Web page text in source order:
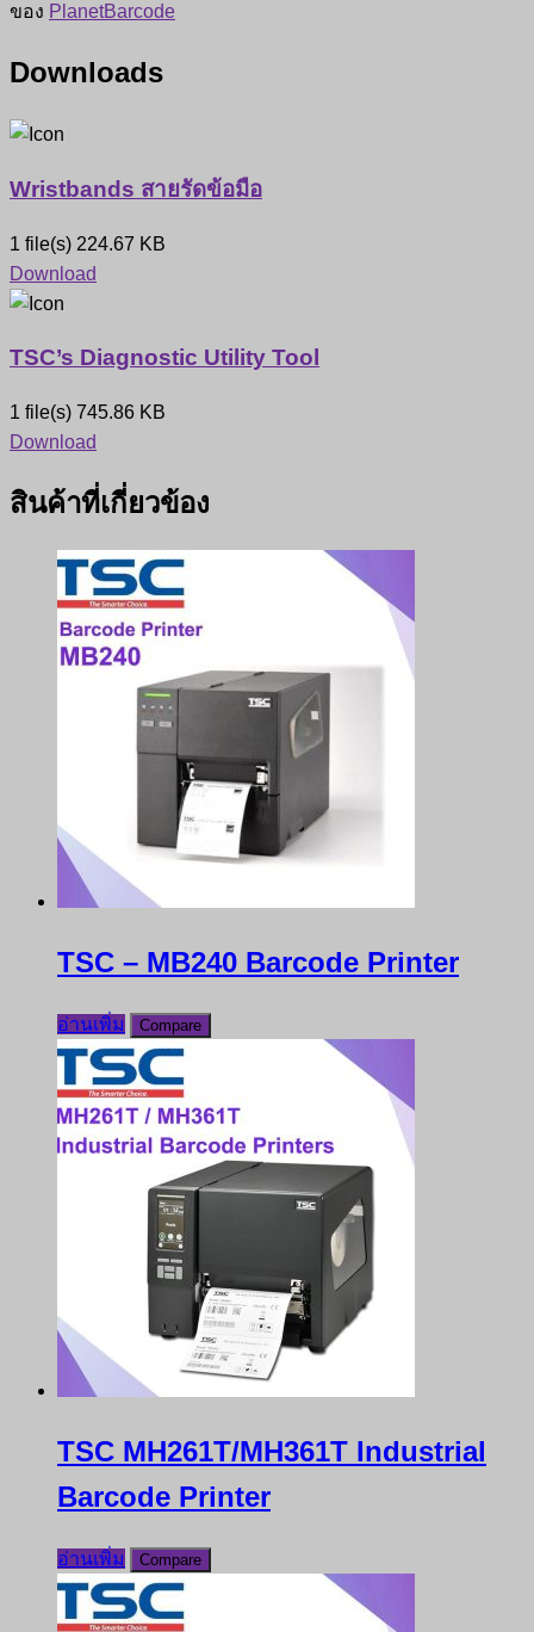
ของ PlanetBarcode
Downloads
Wristbands สายรัดข้อมือ
1 file(s) 224.67 KB
Download
TSC’s Diagnostic Utility Tool
1 file(s) 745.86 KB
Download
สินค้าที่เกี่ยวข้อง
TSC – MB240 Barcode Printer
อ่านเพิ่ม Compare
TSC MH261T/MH361T Industrial
Barcode Printer
อ่านเพิ่ม Compare